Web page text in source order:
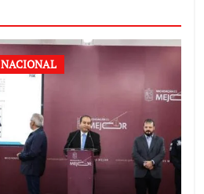
NACIONAL